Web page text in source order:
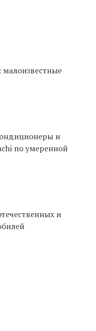
и
по умеренной
и